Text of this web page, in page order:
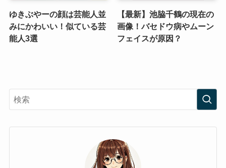
ゆきぶやーの顔は芸能人並
みにかわいい！似ている芸
能人3選
【最新】池脇千鶴の現在の
画像！バセドウ病やムーン
フェイスが原因？